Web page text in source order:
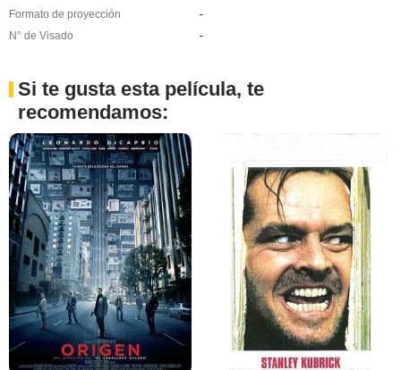
Formato de proyección
-
N° de Visado
-
Si te gusta esta película, te
recomendamos: